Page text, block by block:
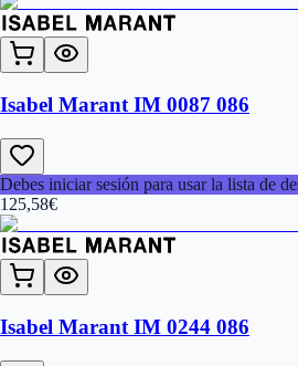
Isabel Marant IM 0087 086
Debes iniciar sesión para usar la lista de
125,58€
Isabel Marant IM 0244 086